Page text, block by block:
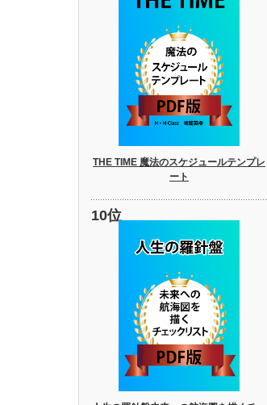
THE TIME 魔法のスケジュールテンプレ
ート